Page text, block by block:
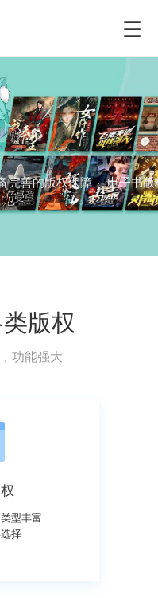
☰
完善的版权保障，电子书版
版权
功能强大
型丰富
择